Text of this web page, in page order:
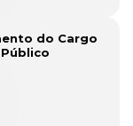
do Cargo